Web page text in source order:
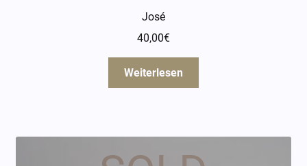
José
40,00€
Weiterlesen